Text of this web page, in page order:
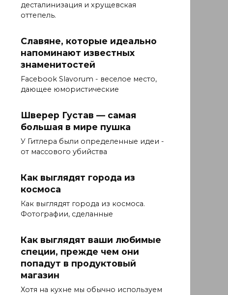
десталинизация и хрущевская
оттепель.
Славяне, которые идеально
напоминают известных
знаменитостей
Facebook Slavorum - веселое место,
дающее юмористические
Шверер Густав — самая
большая в мире пушка
У Гитлера были определенные идеи -
от массового убийства
Как выглядят города из
космоса
Как выглядят города из космоса.
Фотографии, сделанные
Как выглядят ваши любимые
специи, прежде чем они
попадут в продуктовый
магазин
Хотя на кухне мы обычно используем